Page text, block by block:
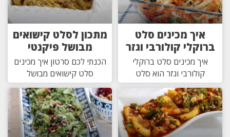
איך מכינים סלט
ברוקלי קולורבי וגזר
איך מכינים סלט ברוקלי
קולורבי וגזר הוא סלט
מתכון לסלט קישואים
מבושל פיקנטי
הכנתי לכם סרטון איך מכינים
סלט קישואים מבושל